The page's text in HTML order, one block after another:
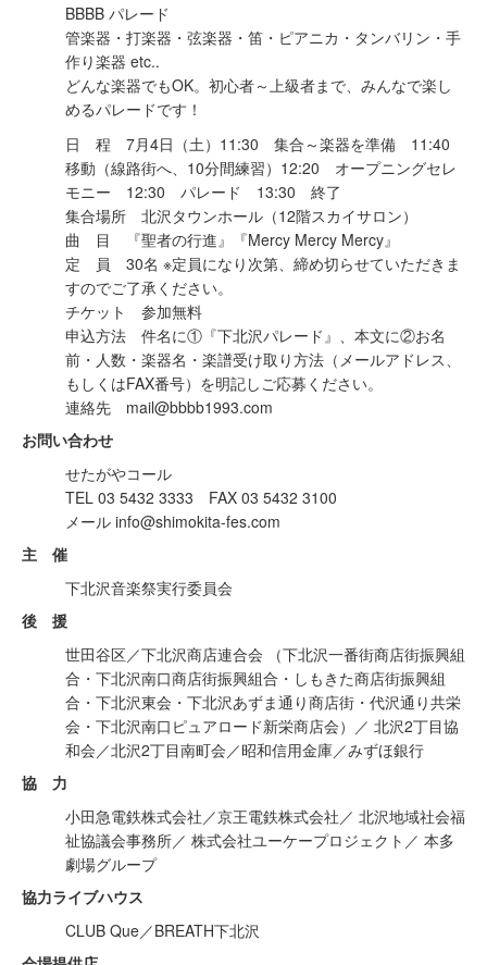
BBBB パレード
管楽器・打楽器・弦楽器・笛・ピアニカ・タンバリン・手
作り楽器 etc..
どんな楽器でもOK。初心者～上級者まで、みんなで楽し
めるパレードです！
日 程 7月4日（土）11:30 集合～楽器を準備 11:40
移動（線路街へ、10分間練習）12:20 オープニングセレ
モニー 12:30 パレード 13:30 終了
集合場所 北沢タウンホール（12階スカイサロン）
曲 目 『聖者の行進』『Mercy Mercy Mercy』
定 員 30名 ※定員になり次第、締め切らせていただきま
すのでご了承ください。
チケット 参加無料
申込方法 件名に①『下北沢パレード』、本文に②お名
前・人数・楽器名・楽譜受け取り方法（メールアドレス、
もしくはFAX番号）を明記しご応募ください。
連絡先 mail@bbbb1993.com
お問い合わせ
せたがやコール
TEL 03 5432 3333 FAX 03 5432 3100
メール info@shimokita-fes.com
主 催
下北沢音楽祭実行委員会
後 援
世田谷区／下北沢商店連合会 （下北沢一番街商店街振興組
合・下北沢南口商店街振興組合・しもきた商店街振興組
合・下北沢東会・下北沢あずま通り商店街・代沢通り共栄
会・下北沢南口ピュアロード新栄商店会）／ 北沢2丁目協
和会／北沢2丁目南町会／昭和信用金庫／みずほ銀行
協 力
小田急電鉄株式会社／京王電鉄株式会社／ 北沢地域社会福
祉協議会事務所／ 株式会社ユーケープロジェクト／ 本多
劇場グループ
協力ライブハウス
CLUB Que／BREATH下北沢